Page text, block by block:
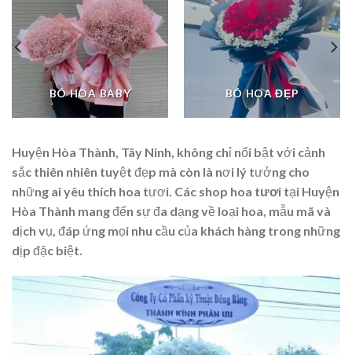
BÓ HOA BABY BÓ HOA ĐẸP
Huyện Hòa Thành, Tây Ninh, không chỉ nổi bật với cảnh
sắc thiên nhiên tuyệt đẹp mà còn là nơi lý tưởng cho
những ai yêu thích hoa tươi. Các shop hoa tươi tại Huyện
Hòa Thành mang đến sự đa dạng về loại hoa, mẫu mã và
dịch vụ, đáp ứng mọi nhu cầu của khách hàng trong những
dịp đặc biệt.